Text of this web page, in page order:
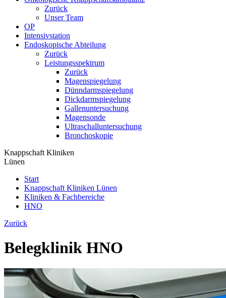
Zurück
Unser Team
OP
Intensivstation
Endoskopische Abteilung
Zurück
Leistungsspektrum
Zurück
Magenspiegelung
Dünndarmspiegelung
Dickdarmspiegelung
Gallenuntersuchung
Magensonde
Ultraschalluntersuchung
Bronchoskopie
Knappschaft Kliniken
Lünen
Start
Knappschaft Kliniken Lünen
Kliniken & Fachbereiche
HNO
Zurück
Belegklinik HNO